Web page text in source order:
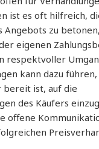
ist es oft hilfreich,
Angebots zu
eigenen
respektvoller
kann dazu
bereit ist, auf die
des Käufers
offene